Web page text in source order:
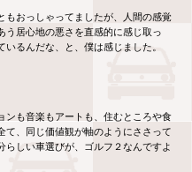
もおっしゃってましたが、人間の感覚
う居心地の悪さを直感的に感じ取っ
るんだな、と、僕は感じました。
ンも音楽もアートも、住むところや食
て、同じ価値観が軸のようにささって
らしい車選びが、ゴルフ２なんですよ